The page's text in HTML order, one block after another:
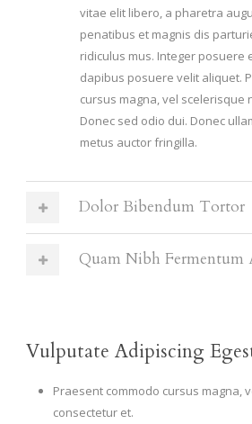
vitae elit libero, a pharetra
penatibus et magnis dis
ridiculus mus. Integer posuere
dapibus posuere velit aliquet.
cursus magna, vel scelerisque
Donec sed odio dui. Donec
metus auctor fringilla.
Dolor Bibendum Tortor
Quam Nibh Fermentum
Vulputate Adipiscing
Praesent commodo cursus magna,
consectetur et.